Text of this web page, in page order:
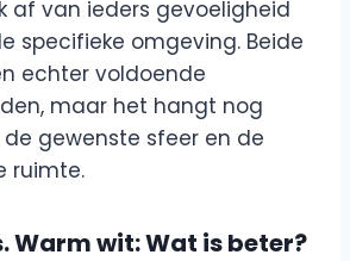
af van ieders gevoeligheid
specifieke omgeving. Beide
echter voldoende
maar het hangt nog
gewenste sfeer en de
ruimte.
Warm wit: Wat is beter?